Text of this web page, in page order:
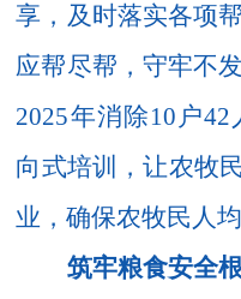
享，及时落实各项
应帮尽帮，守牢不
2025年消除10 户42
向式培训，让农牧民
业，确保农牧民人
筑牢粮食安全根